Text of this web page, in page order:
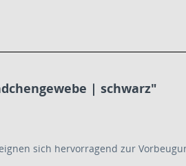
| schwarz"
sich hervorragend zur